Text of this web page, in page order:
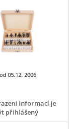
05.12. 2006
informací je
přihlášený